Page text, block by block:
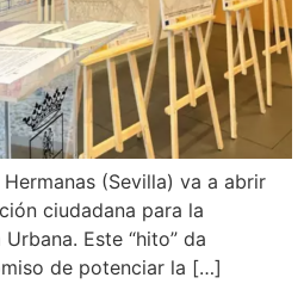
(Sevilla) va a abrir
ciudadana para la
Este “hito” da
de potenciar la […]